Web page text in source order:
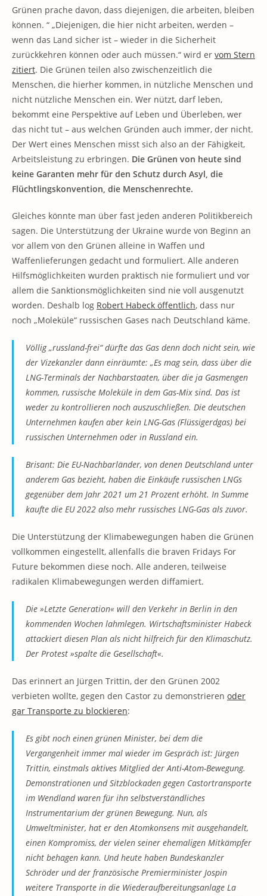
Grünen prache davon, dass diejenigen, die arbeiten, bleiben
können. “ „Diejenigen, die hier nicht arbeiten, werden –
wenn das Land sicher ist – wieder in die Sicherheit
zurückkehren können oder auch müssen.“ wird er vom Stern
zitiert. Die Grünen teilen also zwischenzeitlich die
Menschen, die hierher kommen, in nützliche Menschen und
nicht nützliche Menschen ein. Wer nützt, darf leben,
bekommt eine Perspektive auf Leben und Überleben, wer
das nicht tut – aus welchen Gründen auch immer, der nicht.
Der Wert eines Menschen misst sich also an der Fähigkeit,
Arbeitsleistung zu erbringen. Die Grünen von heute sind
keine Garanten mehr für den Schutz durch Asyl, die
Flüchtlingskonvention, die Menschenrechte.
Gleiches könnte man über fast jeden anderen Politikbereich
sagen. Die Unterstützung der Ukraine wurde von Beginn an
vor allem von den Grünen alleine in Waffen und
Waffenlieferungen gedacht und formuliert. Alle anderen
Hilfsmöglichkeiten wurden praktisch nie formuliert und vor
allem die Sanktionsmöglichkeiten sind nie voll ausgenutzt
worden. Deshalb log Robert Habeck öffentlich, dass nur
noch „Moleküle“ russischen Gases nach Deutschland käme.
Völlig „russland-frei“ dürfte das Gas denn doch nicht sein, wie
der Vizekanzler dann einräumte: „Es mag sein, dass über die
LNG-Terminals der Nachbarstaaten, über die ja Gasmengen
kommen, russische Moleküle in dem Gas-Mix sind. Das ist
weder zu kontrollieren noch auszuschließen. Die deutschen
Unternehmen kaufen aber kein LNG-Gas (Flüssigerdgas) bei
russischen Unternehmen oder in Russland ein.
Brisant: Die EU-Nachbarländer, von denen Deutschland unter
anderem Gas bezieht, haben die Einkäufe russischen LNGs
gegenüber dem Jahr 2021 um 21 Prozent erhöht. In Summe
kaufte die EU 2022 also mehr russisches LNG-Gas als zuvor.
Die Unterstützung der Klimabewegungen haben die Grünen
vollkommen eingestellt, allenfalls die braven Fridays For
Future bekommen diese noch. Alle anderen, teilweise
radikalen Klimabewegungen werden diffamiert.
Die »Letzte Generation« will den Verkehr in Berlin in den
kommenden Wochen lahmlegen. Wirtschaftsminister Habeck
attackiert diesen Plan als nicht hilfreich für den Klimaschutz.
Der Protest »spalte die Gesellschaft«.
Das erinnert an Jürgen Trittin, der den Grünen 2002
verbieten wollte, gegen den Castor zu demonstrieren oder
gar Transporte zu blockieren:
Es gibt noch einen grünen Minister, bei dem die
Vergangenheit immer mal wieder im Gespräch ist: Jürgen
Trittin, einstmals aktives Mitglied der Anti-Atom-Bewegung.
Demonstrationen und Sitzblockaden gegen Castortransporte
im Wendland waren für ihn selbstverständliches
Instrumentarium der grünen Bewegung. Nun, als
Umweltminister, hat er den Atomkonsens mit ausgehandelt,
einen Kompromiss, der vielen seiner ehemaligen Mitkämpfer
nicht behagen kann. Und heute haben Bundeskanzler
Schröder und der französische Premierminister Jospin
weitere Transporte in die Wiederaufbereitungsanlage La